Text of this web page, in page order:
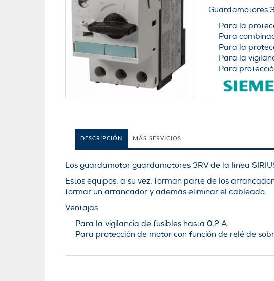
Guardamotores
Para la
Para
Para la
Para la
Para
DESCRIPCIÓN MÁS SERVICIOS
Los guardamotor guardamotores 3RV de la lí­nea
Estos equipos, a su vez, forman parte de los
formar un arrancador y además eliminar el cableado.
Ventajas
Para la vigilancia de fusibles hasta 0,2 A
Para protección de motor con función de relé de